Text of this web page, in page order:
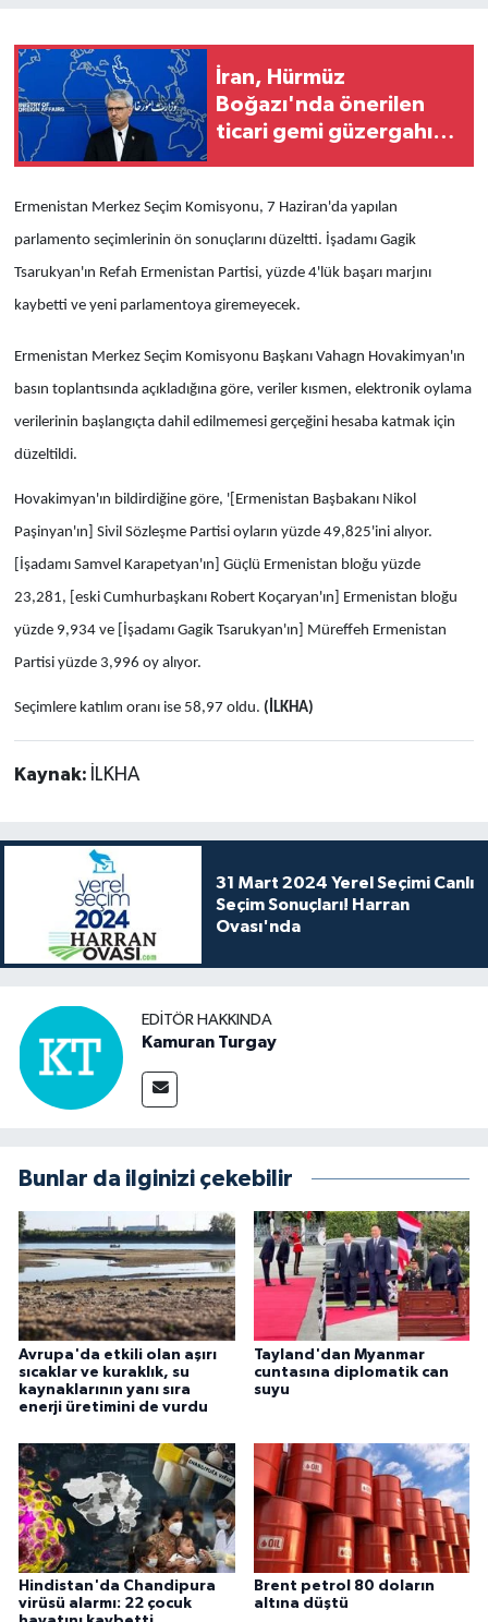
İran, Hürmüz
Boğazı'nda önerilen
ticari gemi güzergahı
Ermenistan Merkez Seçim Komisyonu, 7 Haziran'da yapılan
parlamento seçimlerinin ön sonuçlarını düzeltti. İşadamı Gagik
Tsarukyan'ın Refah Ermenistan Partisi, yüzde 4'lük başarı marjını
kaybetti ve yeni parlamentoya giremeyecek.
Ermenistan Merkez Seçim Komisyonu Başkanı Vahagn Hovakimyan'ın
basın toplantısında açıkladığına göre, veriler kısmen, elektronik oylama
verilerinin başlangıçta dahil edilmemesi gerçeğini hesaba katmak için
düzeltildi.
Hovakimyan'ın bildirdiğine göre, '[Ermenistan Başbakanı Nikol
Paşinyan'ın] Sivil Sözleşme Partisi oyların yüzde 49,825'ini alıyor.
[İşadamı Samvel Karapetyan'ın] Güçlü Ermenistan bloğu yüzde
23,281, [eski Cumhurbaşkanı Robert Koçaryan'ın] Ermenistan bloğu
yüzde 9,934 ve [İşadamı Gagik Tsarukyan'ın] Müreffeh Ermenistan
Partisi yüzde 3,996 oy alıyor.
Seçimlere katılım oranı ise 58,97 oldu. (İLKHA)
Kaynak: İLKHA
31 Mart 2024 Yerel Seçimi Canlı
Seçim Sonuçları! Harran
Ovası'nda
EDITÖR HAKKINDA
Kamuran Turgay
Bunlar da ilginizi çekebilir
Avrupa'da etkili olan aşırı
sıcaklar ve kuraklık, su
kaynaklarının yanı sıra
enerji üretimini de vurdu
Tayland'dan Myanmar
cuntasına diplomatik can
suyu
Hindistan'da Chandipura
virüsü alarmı: 22 çocuk
Brent petrol 80 doların
altına düştü